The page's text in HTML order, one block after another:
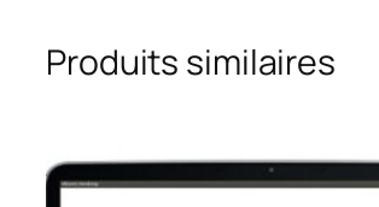
Produits similaires